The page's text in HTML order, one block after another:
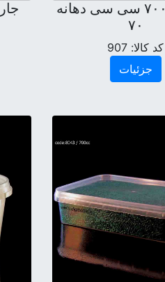
جار گرد ۷۰۰ سی سی دهانه
۷۰
کد کالا: 907
جزئیات